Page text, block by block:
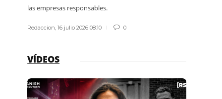
las empresas responsables.
Redaccion ,16 julio 2026 08:10 0
VÍDEOS